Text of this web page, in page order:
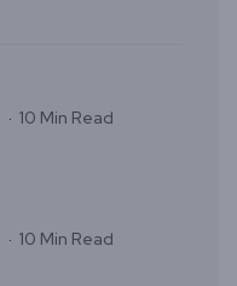
10 Min Read
10 Min Read